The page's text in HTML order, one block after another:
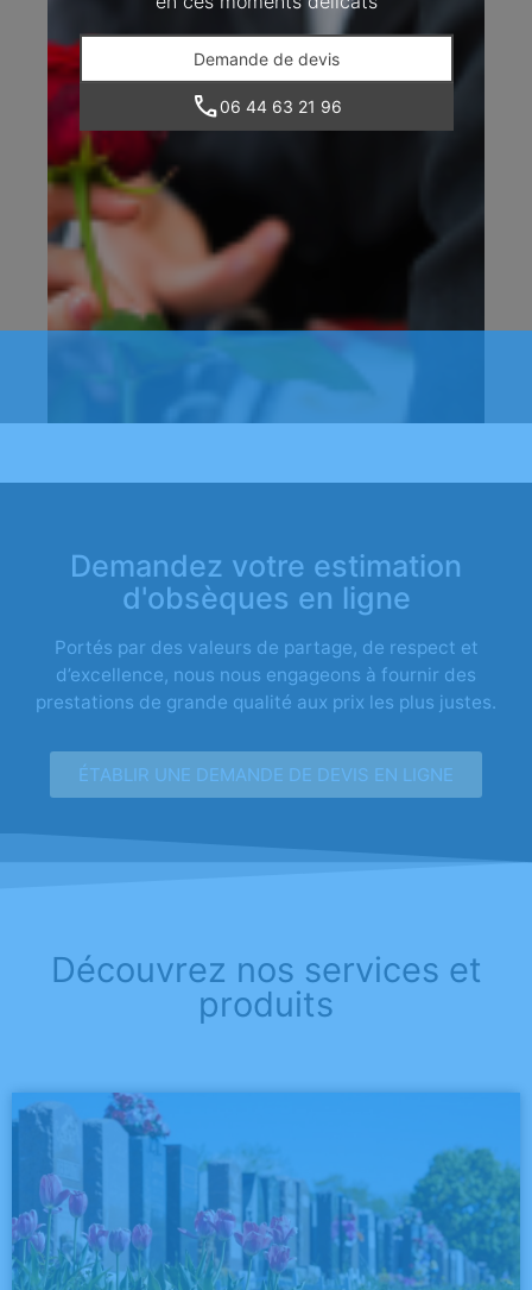
Demande de devis
06 44 63 21 96
Demandez votre estimation
d'obsèques en ligne
Portés par des valeurs de partage, de respect et
d’excellence, nous nous engageons à fournir des
prestations de grande qualité aux prix les plus justes.
ÉTABLIR UNE DEMANDE DE DEVIS EN LIGNE
Découvrez nos services et
produits